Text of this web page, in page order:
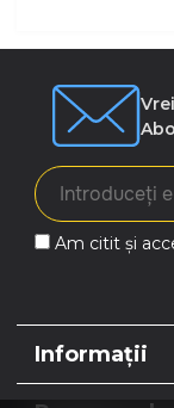
Am citit și
Informații